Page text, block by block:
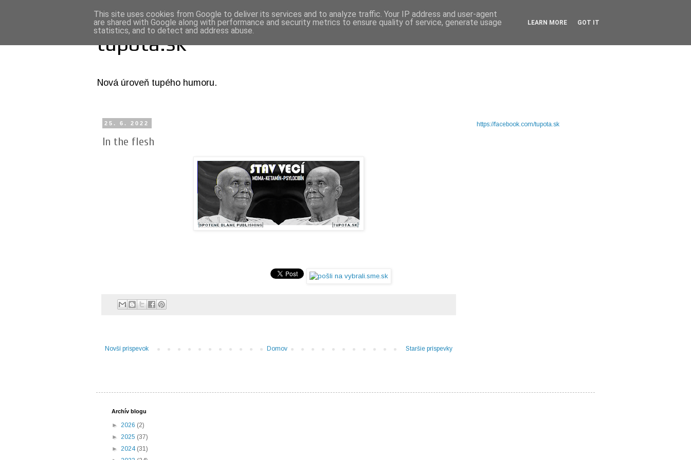
tupota.sk
Nová úroveň tupého humoru.
25. 6. 2022
In the flesh
Novší príspevok Staršie príspevky
Domov
https://facebook.com/tupota.sk
Archív blogu
► 2026 (2)
► 2025 (37)
► 2024 (31)
This site uses cookies from Google to deliver its services and to analyze traffic. Your IP address and user-agent
are shared with Google along with performance and security metrics to ensure quality of service, generate usage
statistics, and to detect and address abuse.
LEARN MORE GOT IT